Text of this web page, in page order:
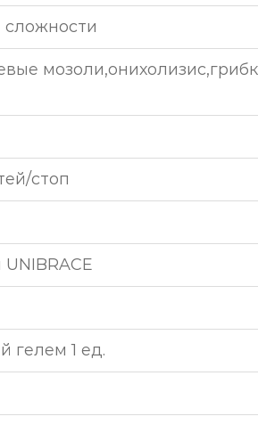
стоп
гелем 1 ед.